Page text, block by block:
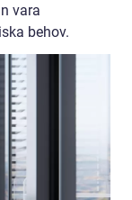
vara
behov.